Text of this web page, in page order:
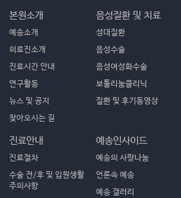
본원소개
예송소개
의료진소개
진료시간 안내
연구활동
뉴스 및 공지
찾아오시는 길
음성질환 및 치료
성대질환
음성수술
음성여성화수술
보툴리눔클리닉
질환 및 후기동영상
진료안내
진료절차
수술 전/후 및 입원생활
주의사항
예송인사이드
예송의 사랑나눔
언론속 예송
예송 갤러리